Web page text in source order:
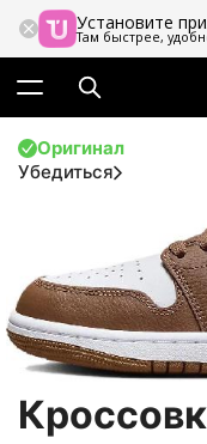
Установите
Там быстрее,
Оригинал
Убедиться